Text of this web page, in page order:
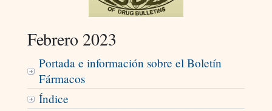
Febrero 2023
Portada e información sobre el Boletín
Fármacos
Índice